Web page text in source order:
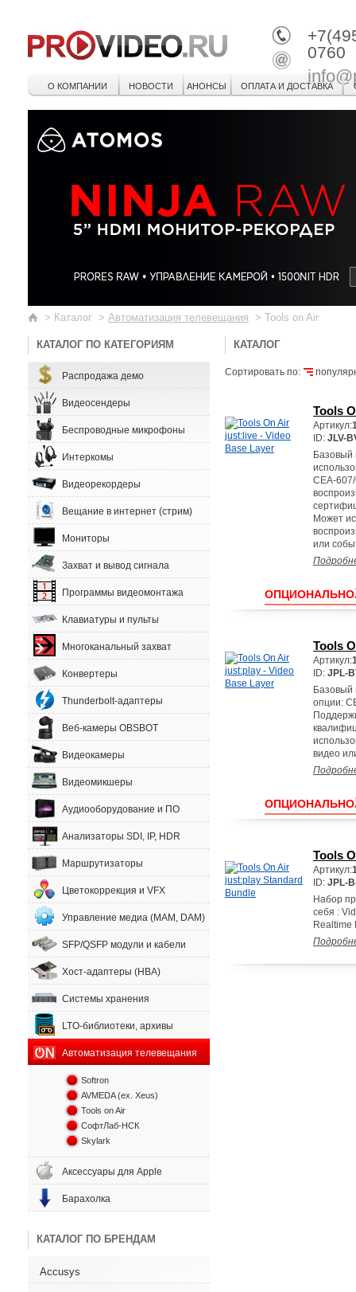
0760
О КОМПАНИИ НОВОСТИ АНОНСЫ ОПЛАТА И ДОСТАВКА
> Каталог > Автоматизация телевещания > Tools on Air
КАТАЛОГ ПО КАТЕГОРИЯМ
Распродажа демо
Видеосендеры
Беспроводные микрофоны
Интеркомы
Видеорекордеры
Вещание в интернет (стрим)
Мониторы
Захват и вывод сигнала
Программы видеомонтажа
Клавиатуры и пульты
Многоканальный захват
Конвертеры
Thunderbolt-адаптеры
Веб-камеры OBSBOT
Видеокамеры
Видеомикшеры
Аудиооборудование и ПО
Анализаторы SDI, IP, HDR
Маршрутизаторы
Цветокоррекция и VFX
Управление медиа (MAM, DAM)
SFP/QSFP модули и кабели
Хост-адаптеры (HBA)
Системы хранения
LTO-библиотеки, архивы
Автоматизация телевещания
Softron
AVMEDA (ex. Xeus)
Tools on Air
СофтЛаб-НСК
Skylark
Аксессуары для Apple
Барахолка
КАТАЛОГ ПО БРЕНДАМ
Accusys
КАТАЛОГ
Сортировать по:
Tools
Артикул:
ID: JLV-
Базовый
CEA-
Может
или
ОПЦИОНАЛЬНО
Tools
Артикул:
ID: JPL-
Базовый
опции:
видео
ОПЦИОНАЛЬНО
Tools
Артикул:
ID: JPL-
Набор
себя :
Realtime